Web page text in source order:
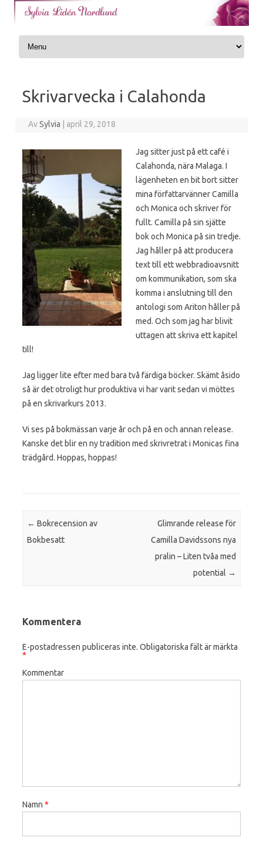
Skip to content
Skrivarvecka i Calahonda
AvSylvia april 29, 2018
Jag sitter just på ett café i
Calahonda, nära Malaga. I
lägenheten en bit bort sitter
mina författarvänner Camilla
och Monica och skriver för
fullt. Camilla på sin sjätte
bok och Monica på sin tredje.
Jag håller på att producera
text till ett webbradioavsnitt
om kommunikation, som ska
komma i anslutning till den
antologi som Ariton håller på
med. Och som jag har blivit
uttagen att skriva ett kapitel
till!
Jag ligger lite efter med bara två färdiga böcker. Skämt åsido
så är det otroligt hur produktiva vi har varit sedan vi möttes
på en skrivarkurs 2013.
Vi ses på bokmässan varje år och på en och annan release.
Kanske det blir en ny tradition med skrivretrat i Monicas fina
trädgård. Hoppas, hoppas!
Post navigation
← Bokrecension av
Bokbesatt
Glimrande release för
Camilla Davidssons nya
pralin – Liten tvåa med
potential →
Kommentera
E-postadressen publiceras inte. Obligatoriska fält är märkta
*
Kommentar
Namn *